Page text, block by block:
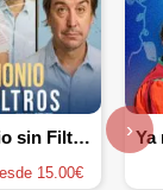
Un Matrimonio sin Filtros
15.00€
›